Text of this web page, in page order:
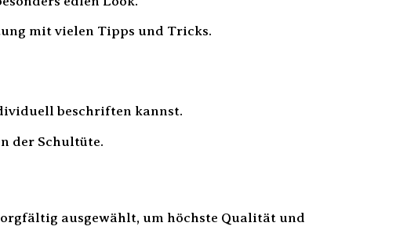
mit vielen Tipps und Tricks.
beschriften kannst.
der Schultüte.
ausgewählt, um höchste Qualität und